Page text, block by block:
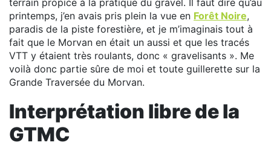
printemps, j’en avais pris plein la vue en Forêt Noire,
paradis de la piste forestière, et je m’imaginais tout à
fait que le Morvan en était un aussi et que les tracés
VTT y étaient très roulants, donc « gravelisants ». Me
voilà donc partie sûre de moi et toute guillerette sur la
Grande Traversée du Morvan.
Interprétation libre de la
GTMC